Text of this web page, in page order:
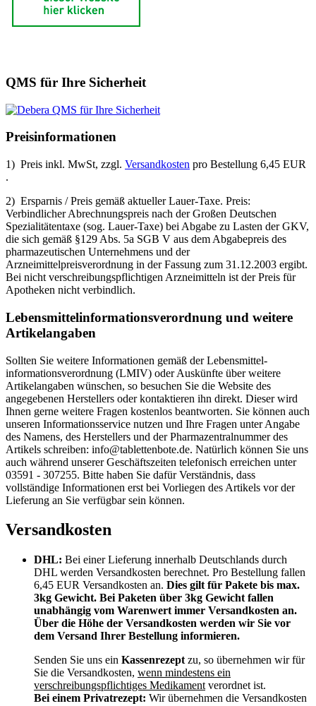
QMS für Ihre Sicherheit
Preisinformationen
1) Preis inkl. MwSt, zzgl. Versandkosten pro Bestellung 6,45 EUR
.
2) Ersparnis / Preis gemäß aktueller Lauer-Taxe. Preis:
Verbindlicher Abrechnungspreis nach der Großen Deutschen
Spezialitätentaxe (sog. Lauer-Taxe) bei Abgabe zu Lasten der GKV,
die sich gemäß §129 Abs. 5a SGB V aus dem Abgabepreis des
pharmazeutischen Unternehmens und der
Arzneimittelpreisverordnung in der Fassung zum 31.12.2003 ergibt.
Bei nicht verschreibungspflichtigen Arzneimitteln ist der Preis für
Apotheken nicht verbindlich.
Lebensmittel­informations­verordnung und weitere
Artikelangaben
Sollten Sie weitere Informationen gemäß der Lebensmittel­
informations­verordnung (LMIV) oder Auskünfte über weitere
Artikelangaben wünschen, so besuchen Sie die Website des
angegebenen Herstellers oder kontaktieren ihn direkt. Dieser wird
Ihnen gerne weitere Fragen kostenlos beantworten. Sie können auch
unseren Informationsservice nutzen und Ihre Fragen unter Angabe
des Namens, des Herstellers und der Pharmazentralnummer des
Artikels schreiben: info@tablettenbote.de. Natürlich können Sie uns
auch während unserer Geschäftszeiten telefonisch erreichen unter
03591 - 307255. Bitte haben Sie dafür Verständnis, dass
vollständige Informationen erst bei Vorliegen des Artikels vor der
Lieferung an Sie verfügbar sein können.
Versandkosten
DHL: Bei einer Lieferung innerhalb Deutschlands durch
DHL werden Versandkosten berechnet. Pro Bestellung fallen
6,45 EUR Versandkosten an. Dies gilt für Pakete bis max.
3kg Gewicht. Bei Paketen über 3kg Gewicht fallen
unabhängig vom Warenwert immer Versandkosten an.
Über die Höhe der Versandkosten werden wir Sie vor
dem Versand Ihrer Bestellung informieren.
Senden Sie uns ein Kassenrezept zu, so übernehmen wir für
Sie die Versandkosten, wenn mindestens ein
verschreibungspflichtiges Medikament verordnet ist.
Bei einem Privatrezept: Wir übernehmen die Versandkosten